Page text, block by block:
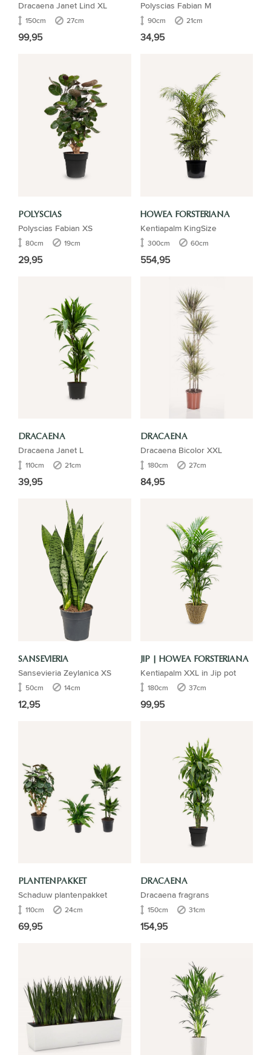
Dracaena Janet Lind XL
150cm 27cm
99,95
Polyscias Fabian M
90cm 21cm
34,95
POLYSCIAS
Polyscias Fabian XS
80cm 19cm
29,95
HOWEA FORSTERIANA
Kentiapalm KingSize
300cm 60cm
554,95
DRACAENA
Dracaena Janet L
110cm 21cm
39,95
DRACAENA
Dracaena Bicolor XXL
180cm 27cm
84,95
SANSEVIERIA
Sansevieria Zeylanica XS
50cm 14cm
12,95
JIP | HOWEA FORSTERIANA
Kentiapalm XXL in Jip pot
180cm 37cm
99,95
PLANTENPAKKET
Schaduw plantenpakket
110cm 24cm
69,95
DRACAENA
Dracaena fragrans
150cm 31cm
154,95